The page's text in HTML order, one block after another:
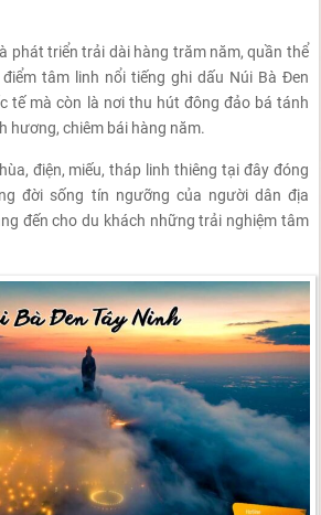
phát triển trải dài hàng trăm năm, quần thể
tâm linh nổi tiếng ghi dấu Núi Bà Đen
tế mà còn là nơi thu hút đông đảo bá tánh
hương, chiêm bái hàng năm.
điện, miếu, tháp linh thiêng tại đây đóng
đời sống tín ngưỡng của người dân địa
đến cho du khách những trải nghiệm tâm